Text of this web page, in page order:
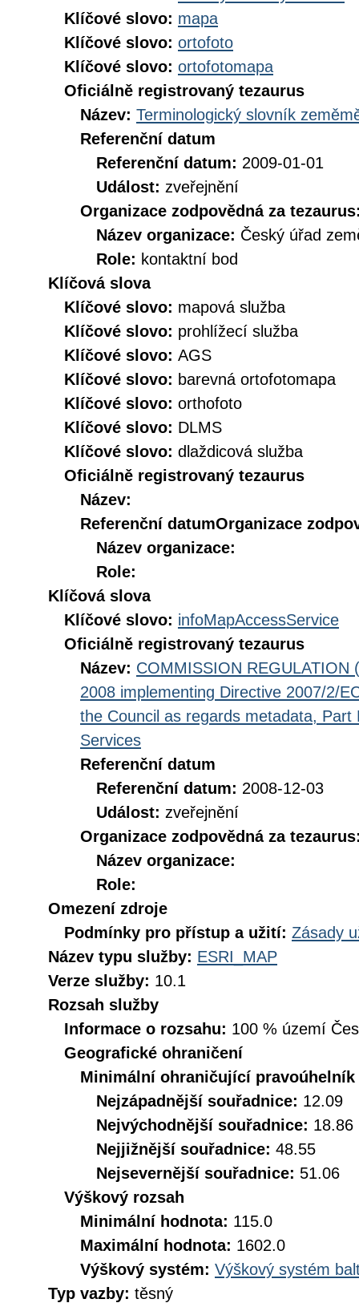
Klíčové slovo: mapa
Klíčové slovo: ortofoto
Klíčové slovo: ortofotomapa
Oficiálně registrovaný tezaurus
Název: Terminologický slovník
Referenční datum
Referenční datum: 2009-01-01
Událost: zveřejnění
Organizace zodpovědná za
Název organizace: Český úřad
Role: kontaktní bod
Klíčová slova
Klíčové slovo: mapová služba
Klíčové slovo: prohlížecí služba
Klíčové slovo: AGS
Klíčové slovo: barevná ortofotomapa
Klíčové slovo: orthofoto
Klíčové slovo: DLMS
Klíčové slovo: dlaždicová služba
Oficiálně registrovaný tezaurus
Název:
Referenční datumOrganizace
Název organizace:
Role:
Klíčová slova
Klíčové slovo: infoMapAccessService
Oficiálně registrovaný tezaurus
Název: COMMISSION REGULATION
2008 implementing Directive 2007/2/
the Council as regards metadata,
Services
Referenční datum
Referenční datum: 2008-12-03
Událost: zveřejnění
Organizace zodpovědná za
Název organizace:
Role:
Omezení zdroje
Podmínky pro přístup a užití: Zásady
Název typu služby: ESRI_MAP
Verze služby: 10.1
Rozsah služby
Informace o rozsahu: 100 % území
Geografické ohraničení
Minimální ohraničující pravoúhelník
Nejzápadnější souřadnice: 12.09
Nejvýchodnější souřadnice: 18.86
Nejjižnější souřadnice: 48.55
Nejsevernější souřadnice: 51.06
Výškový rozsah
Minimální hodnota: 115.0
Maximální hodnota: 1602.0
Výškový systém: Výškový systém
Typ vazby: těsný